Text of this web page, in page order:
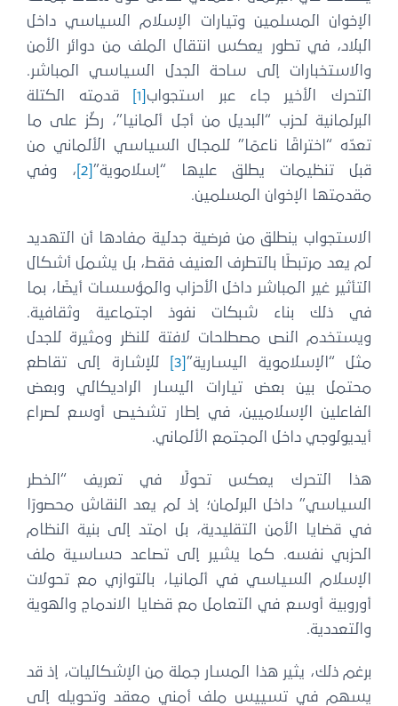
الإخوان المسلمين وتيارات الإسلام السياسي داخل
البلاد، في تطور يعكس انتقال الملف من دوائر الأمن
والاستخبارات إلى ساحة الجدل السياسي المباشر.
التحرك الأخير جاء عبر استجواب [1]
قدمته الكتلة
البرلمانية لحزب “البديل من أجل ألمانيا”، ركّز على ما
تعدّه “اختراقًا ناعمًا” للمجال السياسي الألماني من
قبل تنظيمات يطلق عليها “إسلاموية”[2]
، وفي
مقدمتها الإخوان المسلمين.
الاستجواب ينطلق من فرضية جدلية مفادها أن التهديد
لم يعد مرتبطًا بالتطرف العنيف فقط، بل يشمل أشكال
التأثير غير المباشر داخل الأحزاب والمؤسسات أيضًا، بما
في ذلك بناء شبكات نفوذ اجتماعية وثقافية.
ويستخدم النص مصطلحات لافتة للنظر ومثيرة للجدل
مثل “الإسلاموية اليسارية”[3]
للإشارة إلى تقاطع
محتمل بين بعض تيارات اليسار الراديكالي وبعض
الفاعلين الإسلاميين، في إطار تشخيص أوسع لصراع
أيديولوجي داخل المجتمع الألماني.
هذا التحرك يعكس تحولًا في تعريف “الخطر
السياسي” داخل البرلمان؛ إذ لم يعد النقاش محصورًا
في قضايا الأمن التقليدية، بل امتد إلى بنية النظام
الحزبي نفسه. كما يشير إلى تصاعد حساسية ملف
الإسلام السياسي في ألمانيا، بالتوازي مع تحولات
أوروبية أوسع في التعامل مع قضايا الاندماج والهوية
والتعددية.
برغم ذلك، يثير هذا المسار جملة من الإشكاليات، إذ قد
يسهم في تسييس ملف أمني معقد وتحويله إلى